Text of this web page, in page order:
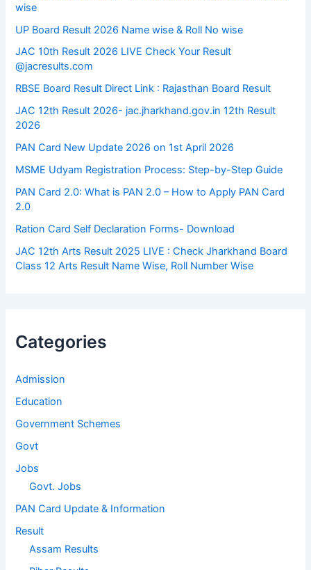
wise
UP Board Result 2026 Name wise & Roll No wise
JAC 10th Result 2026 LIVE Check Your Result
@jacresults.com
RBSE Board Result Direct Link : ​Rajasthan Board Result
JAC 12th Result 2026- jac.jharkhand.gov.in 12th Result
2026
PAN Card New Update 2026 on 1st April 2026
MSME Udyam Registration Process: Step-by-Step Guide
PAN Card 2.0: What is PAN 2.0 – How to Apply PAN Card
2.0
Ration Card Self Declaration Forms- Download
JAC 12th Arts Result 2025 LIVE : Check Jharkhand Board
Class 12 Arts Result Name Wise, Roll Number Wise
Categories
Admission
Education
Government Schemes
Govt
Jobs
Govt. Jobs
PAN Card Update & Information
Result
Assam Results